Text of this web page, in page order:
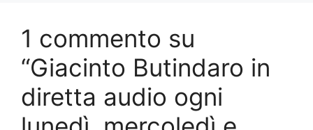
1 commento su
“Giacinto Butindaro in
diretta audio ogni